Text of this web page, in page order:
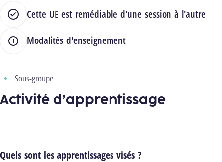
Cette UE est remédiable d'une session à l'autre
Modalités d'enseignement
Sous-groupe
Activité d’apprentissage
Quels sont les apprentissages visés ?